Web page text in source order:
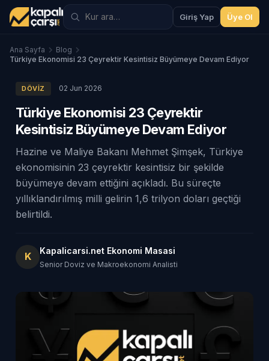
Giriş Yap Üye Ol
Ana Sayfa
Blog
Türkiye Ekonomisi 23 Çeyrektir Kesintisiz Büyümeye Devam Ediyor
DÖVIZ 02 Jun 2026
Türkiye Ekonomisi 23 Çeyrektir
Kesintisiz Büyümeye Devam Ediyor
Hazine ve Maliye Bakanı Mehmet Şimşek, Türkiye
ekonomisinin 23 çeyrektir kesintisiz bir şekilde
büyümeye devam ettiğini açıkladı. Bu süreçte
yıllıklandırılmış milli gelirin 1,6 trilyon doları geçtiği
belirtildi.
K Kapalicarsi.net Ekonomi Masasi
Senior Doviz ve Makroekonomi Analisti